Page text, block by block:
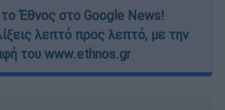
Έθνος στο Google News!
λεπτό προς λεπτό, με την
του www.ethnos.gr